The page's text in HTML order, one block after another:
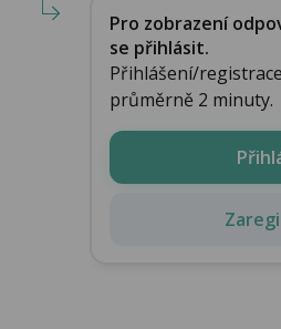
Pro zobrazení
se přihlásit.
Přihlášení/
průměrně 2 minuty.